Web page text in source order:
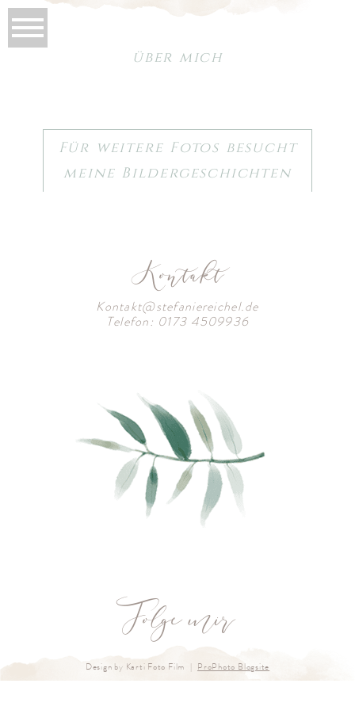
über mich
Für weitere Fotos besucht
meine Bildergeschichten
Kontakt
Kontakt@stefaniereichel.de
Telefon: 0173 4509936
Folge mir
Design by Karti Foto Film ProPhoto Blogsite